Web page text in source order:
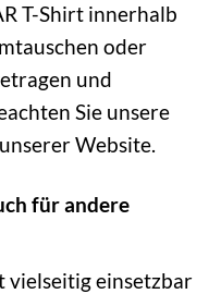
T-Shirt innerhalb
oder
und
Sie unsere
Website.
für andere
vielseitig einsetzbar